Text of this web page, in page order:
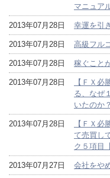
マニュア
2013年07月28日 幸運を引
2013年07月28日 高級フル
2013年07月28日 稼ぐこと
2013年07月28日
【ＦＸ必
る、なぜ
いたのか？
2013年07月28日
【ＦＸ
て売買し
ク５項目
2013年07月27日 会社をや